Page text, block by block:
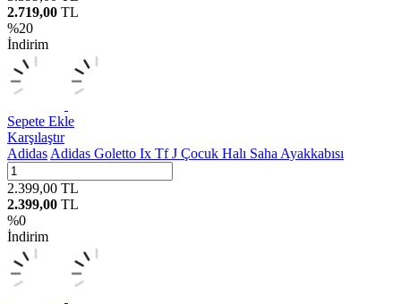
2.719,00 TL
%20
İndirim
Sepete Ekle
Karşılaştır
Adidas Adidas Goletto Ix Tf J Çocuk Halı Saha Ayakkabısı
2.399,00 TL
2.399,00 TL
%0
İndirim